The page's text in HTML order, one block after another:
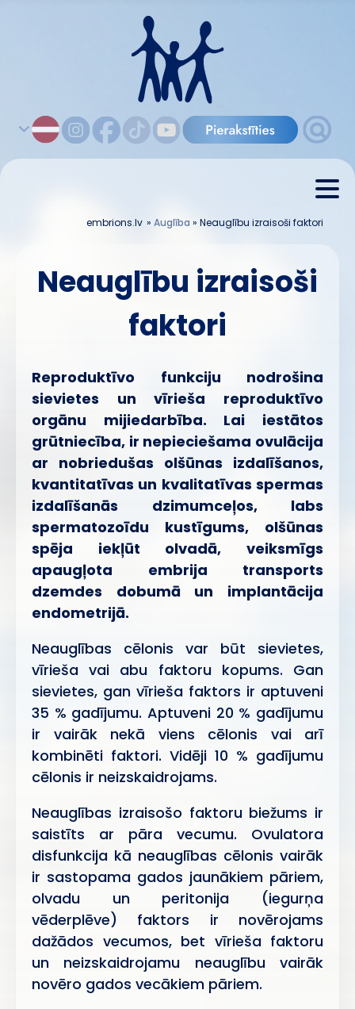
embrions.lv » Auglība » Neauglību izraisoši faktori
Neauglību izraisoši
faktori
Reproduktīvo funkciju nodrošina
sievietes un vīrieša reproduktīvo
orgānu mijiedarbība. Lai iestātos
grūtniecība, ir nepieciešama ovulācija
ar nobriedušas olšūnas izdalīšanos,
kvantitatīvas un kvalitatīvas spermas
izdalīšanās dzimumceļos, labs
spermatozoīdu kustīgums, olšūnas
spēja iekļūt olvadā, veiksmīgs
apaugļota embrija transports
dzemdes dobumā un implantācija
endometrijā.
Neauglības cēlonis var būt sievietes,
vīrieša vai abu faktoru kopums. Gan
sievietes, gan vīrieša faktors ir aptuveni
35 % gadījumu. Aptuveni 20 % gadījumu
ir vairāk nekā viens cēlonis vai arī
kombinēti faktori. Vidēji 10 % gadījumu
cēlonis ir neizskaidrojams.
Neauglības izraisošo faktoru biežums ir
saistīts ar pāra vecumu. Ovulatora
disfunkcija kā neauglības cēlonis vairāk
ir sastopama gados jaunākiem pāriem,
olvadu un peritonija (iegurņa
vēderplēve) faktors ir novērojams
dažādos vecumos, bet vīrieša faktoru
un neizskaidrojamu neauglību vairāk
novēro gados vecākiem pāriem.